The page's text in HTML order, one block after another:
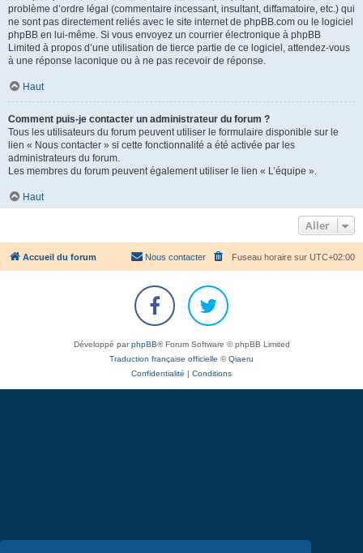
problème d’ordre légal (commentaire incessant, insultant, diffamatoire, etc.) qui
ne sont pas directement reliés avec le site internet de phpBB.com ou le logiciel
phpBB en lui-même. Si vous envoyez un courrier électronique à phpBB
Limited à propos d’une utilisation de tierce partie de ce logiciel, attendez-vous
à une réponse laconique ou à ne pas recevoir de réponse.
Haut
Comment puis-je contacter un administrateur du forum ?
Tous les utilisateurs du forum peuvent utiliser le formulaire disponible sur le
lien « Nous contacter » si cette fonctionnalité a été activée par les
administrateurs du forum.
Les membres du forum peuvent également utiliser le lien « L’équipe ».
Haut
Aller
Accueil du forum Fuseau horaire sur UTC+02:00
Nous contacter
Développé parphpBB® Forum Software © phpBB Limited
Traduction française officielle ©Qiaeru
Confidentialité
Conditions